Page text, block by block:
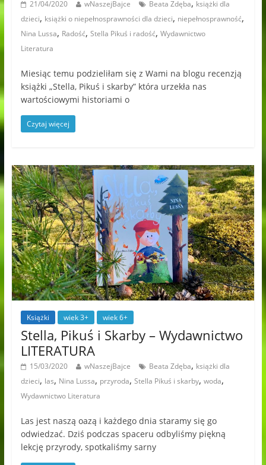
21/04/2020 wNaszejBajce Beata Zdęba, książki dla
dzieci, książki o niepełnosprawności dla dzieci, niepełnosprawność,
Nina Lussa, Radość, Stella Pikuś i radość, Wydawnictwo
Literatura
Miesiąc temu podzieliłam się z Wami na blogu recenzją
książki „Stella, Pikuś i skarby” która urzekła nas
wartościowymi historiami o
Czytaj więcej
Książki wiek 3+ wiek 6+
Stella, Pikuś i Skarby – Wydawnictwo
LITERATURA
15/03/2020 wNaszejBajce Beata Zdęba, książki dla
dzieci, las, Nina Lussa, przyroda, Stella Pikuś i skarby, woda,
Wydawnictwo Literatura
Las jest naszą oazą i każdego dnia staramy się go
odwiedzać. Dziś podczas spaceru odbyliśmy piękną
lekcję przyrody, spotkaliśmy sarny